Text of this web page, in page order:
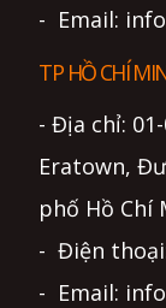
- Email:
TP HỒ CHÍ
- Địa chỉ:
Eratown,
phố Hồ Chí
- Điện
- Email: